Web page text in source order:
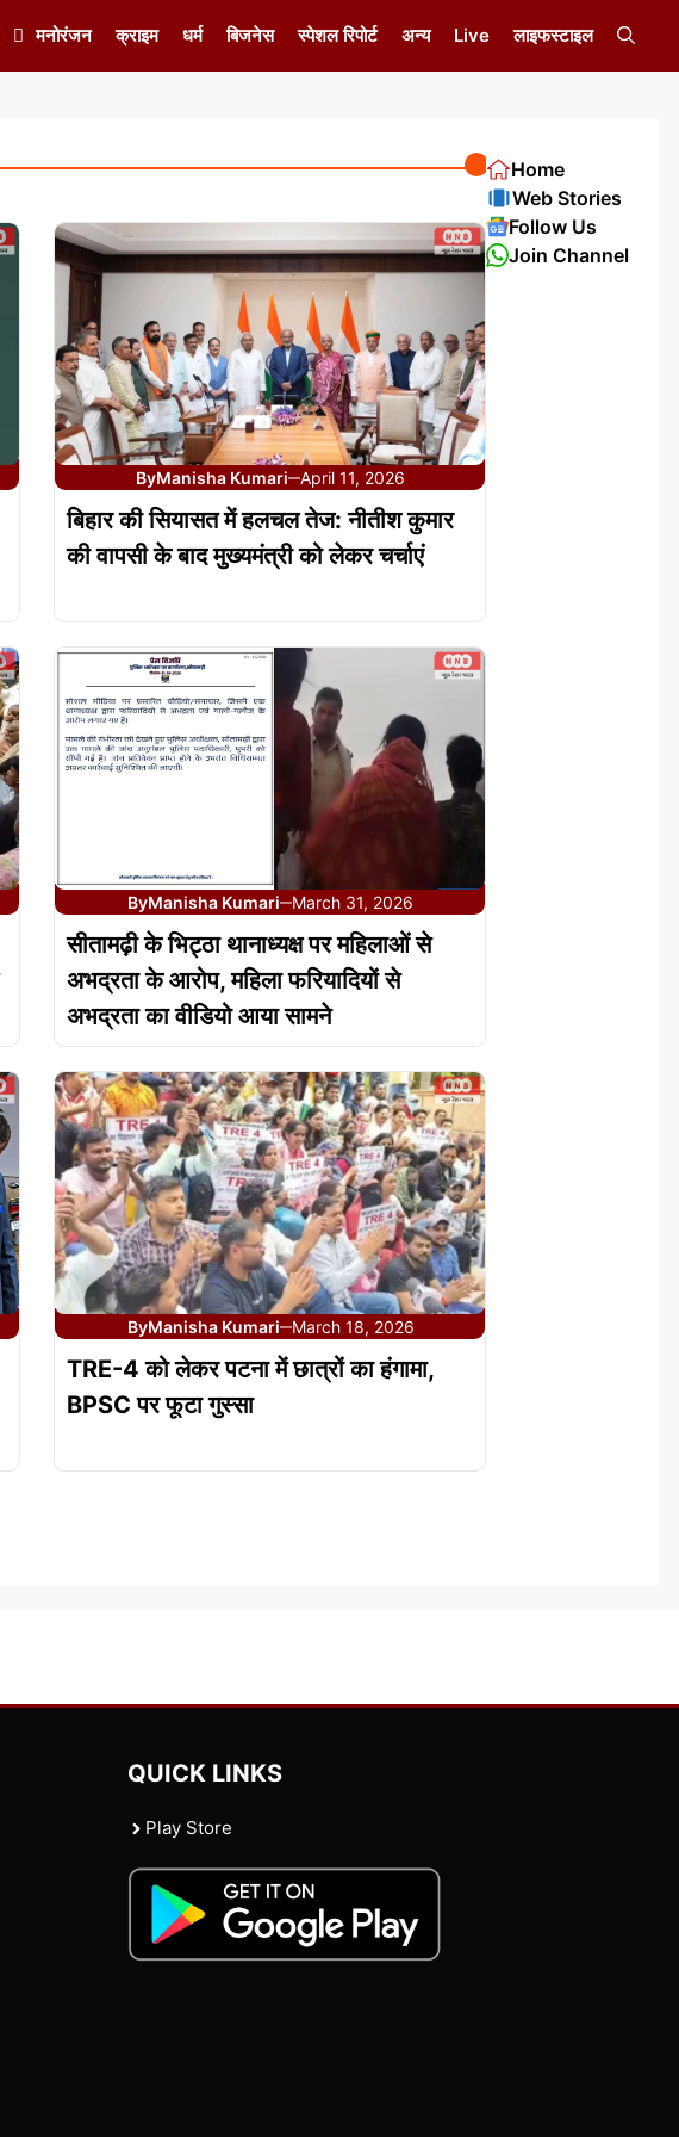
मनोरंजन क्राइम धर्म बिजनेस स्पेशल रिपोर्ट अन्य Live लाइफस्टाइल
ByManisha Kumari—April 11, 2026
बिहार की सियासत में हलचल तेज: नीतीश कुमार
की वापसी के बाद मुख्यमंत्री को लेकर चर्चाएं
ByManisha Kumari—March 31, 2026
सीतामढ़ी के भिट्ठा थानाध्यक्ष पर महिलाओं से
अभद्रता के आरोप, महिला फरियादियों से
अभद्रता का वीडियो आया सामने
ByManisha Kumari—March 18, 2026
TRE-4 को लेकर पटना में छात्रों का हंगामा,
BPSC पर फूटा गुस्सा
Home
Web Stories
Follow Us
Join Channel
QUICK LINKS
Play Store